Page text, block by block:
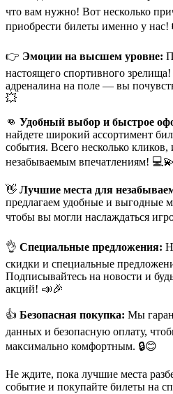
что вам нужно! Вот несколько
приобрести билеты именно у
👉 Эмоции на высшем уровне:
настоящего спортивного
адреналина на поле — вы
💥
👊 Удобный выбор и быстрое
найдете широкий ассортимент
события. Всего несколько
незабываемым впечатлениям! 💻💫
👋 Лучшие места для
предлагаем удобные и выгодные
чтобы вы могли наслаждаться
👌 Специальные предложения:
скидки и специальные
Подписывайтесь на новости и
акций! 📣🎉
👍 Безопасная покупка: Мы
данных и безопасную оплату,
максимально комфортным. 🔒😊
Не ждите, пока лучшие места
событие и покупайте билеты на